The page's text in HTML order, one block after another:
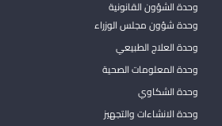
وحدة الشؤون القانونية
وحدة شؤون مجلس الوزراء
وحدة العلاج الطبيعي
وحدة المعلومات الصحية
وحدة الشكاوي
وحدة الانشاءات والتجهيز